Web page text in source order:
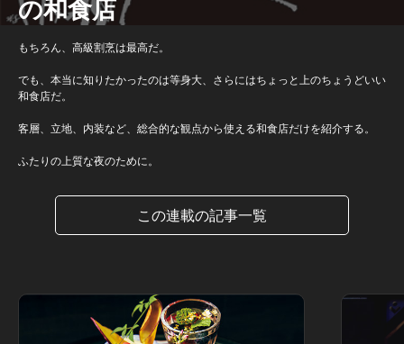
の和食店
もちろん、高級割烹は最高だ。
でも、本当に知りたかったのは等身大、さらにはちょっと上のちょうどいい
和食店だ。
客層、立地、内装など、総合的な観点から使える和食店だけを紹介する。
ふたりの上質な夜のために。
この連載の記事一覧